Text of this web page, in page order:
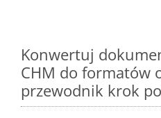
Konwertuj
CHM do formatów
przewodnik krok